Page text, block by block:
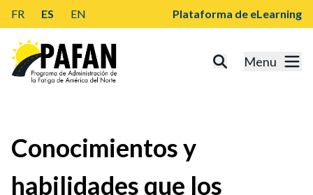
FR ES EN Plataforma de eLearning
Menu
Conocimientos y
habilidades que los